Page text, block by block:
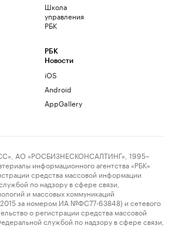
Школа
управления
РБК
РБК
Новости
iOS
Android
AppGallery
АО «РОСБИЗНЕСКОНСАЛТИНГ», 1995–
информационного агентства «РБК»
средства массовой информации
по надзору в сфере связи,
и массовых коммуникаций
за номером ИА №ФС77-63848) и сетевого
о регистрации средства массовой
службой по надзору в сфере связи,